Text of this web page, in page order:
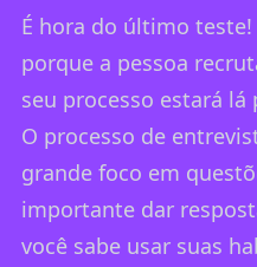
É hora do último
porque a pessoa
seu processo estará lá
O processo de
grande foco em
importante dar
você sabe usar suas